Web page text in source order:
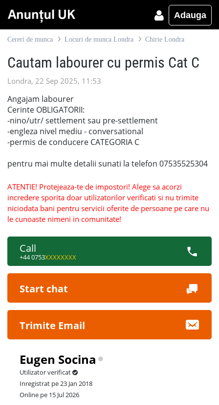
Adauga
Cereri de munca Locuri de munca Londra Chirie Londra
Cautam labourer cu permis Cat C
Londra, 22 Sep 2025, 11:53
Angajam labourer
Cerinte OBLIGATORII:
-nino/utr/ settlement sau pre-settlement
-engleza nivel mediu - conversational
-permis de conducere CATEGORIA C
pentru mai multe detalii sunati la telefon 07535525304
ATENTIE! Protejeaza-te de impostori! Alege sa acorzi
incredere sporita doar utilizatorilor verificati si nu trimite
niciodata bani pentru servicii oferite de persoane pe care nu
le cunoaste nimeni in comunitate!
Call
+44 0753XXXXXXXX
Start chat
Trimite Email
Eugen Socina
Utilizator verificat
Inregistrat pe 23 Jan 2018
Online pe 15 Jul 2026